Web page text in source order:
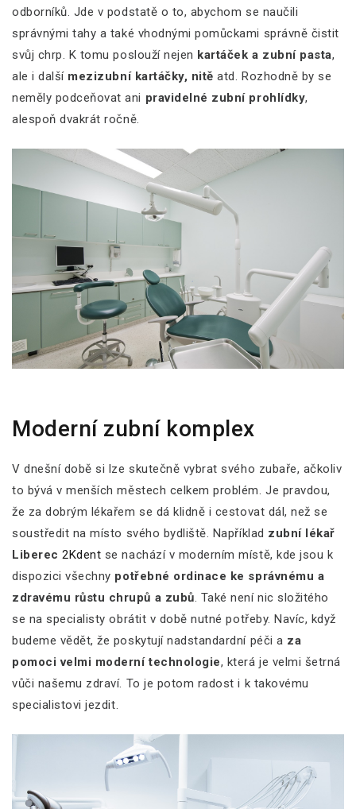
odborníků. Jde v podstatě o to, abychom se naučili
správnými tahy a také vhodnými pomůckami správně čistit
svůj chrp. K tomu poslouží nejen kartáček a zubní pasta,
ale i další mezizubní kartáčky, nitě atd. Rozhodně by se
neměly podceňovat ani pravidelné zubní prohlídky,
alespoň dvakrát ročně.
Moderní zubní komplex
V dnešní době si lze skutečně vybrat svého zubaře, ačkoliv
to bývá v menších městech celkem problém. Je pravdou,
že za dobrým lékařem se dá klidně i cestovat dál, než se
soustředit na místo svého bydliště. Například zubní lékař
Liberec 2Kdent se nachází v moderním místě, kde jsou k
dispozici všechny potřebné ordinace ke správnému a
zdravému růstu chrupů a zubů. Také není nic složitého
se na specialisty obrátit v době nutné potřeby. Navíc, když
budeme vědět, že poskytují nadstandardní péči a za
pomoci velmi moderní technologie, která je velmi šetrná
vůči našemu zdraví. To je potom radost i k takovému
specialistovi jezdit.